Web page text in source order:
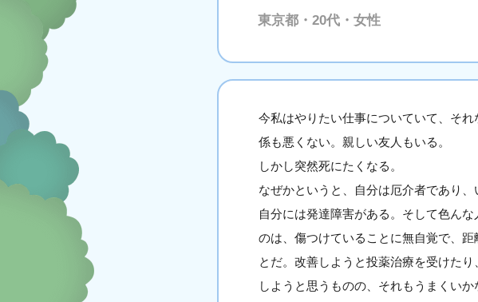
東京都・20代・女性
今私はやりたい仕事についていて、そ
係も悪くない。親しい友人もいる。
しかし突然死にたくなる。
なぜかというと、自分は厄介者であり
自分には発達障害がある。そして色ん
のは、傷つけていることに無自覚で、
とだ。改善しようと投薬治療を受けた
しようと思うものの、それもうまくいか